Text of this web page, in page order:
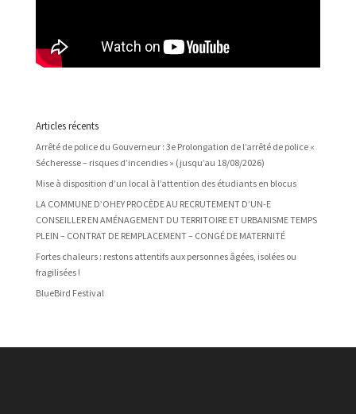
Articles récents
Arrêté de police du Gouverneur : 3e Prolongation de l’arrêté de police «
Sécheresse – risques d’incendies » (jusqu’au 18/08/2026)
Mise à disposition d’un local à l’attention des étudiants en blocus
LA COMMUNE D’OHEY PROCÈDE AU RECRUTEMENT D’UN-E
CONSEILLER EN AMÉNAGEMENT DU TERRITOIRE ET URBANISME TEMPS
PLEIN – CONTRAT DE REMPLACEMENT – CONGÉ DE MATERNITÉ
Fortes chaleurs : restons attentifs aux personnes âgées, isolées ou
fragilisées !
BlueBird Festival